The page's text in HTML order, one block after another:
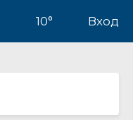
10° Вход